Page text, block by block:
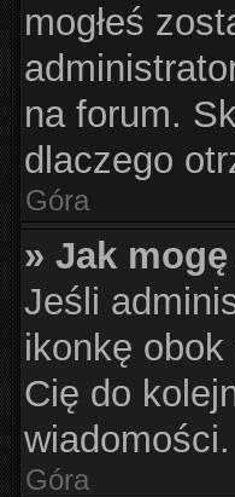
mogłeś
na forum.
dlaczego
Góra
» Jak
Jeśli
ikonkę
Cię do
wiadomości.
Góra